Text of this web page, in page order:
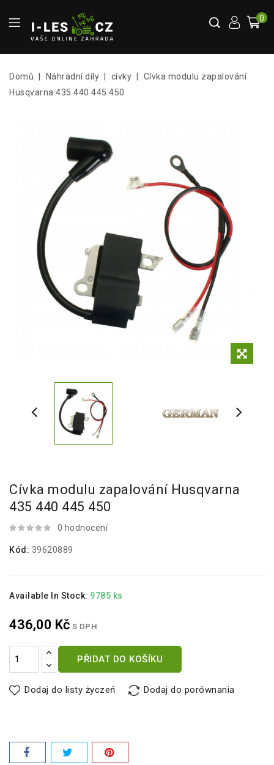
0
Domů Náhradní díly cívky
Cívka modulu zapalování
Husqvarna 435 440 445 450
Cívka modulu zapalování Husqvarna
435 440 445 450
0 hodnocení
Kód: 39620889
Available In Stock: 9785 ks
436,00 Kč S DPH
PŘIDAT DO KOŠÍKU
Dodaj do listy życzeń Dodaj do porównania